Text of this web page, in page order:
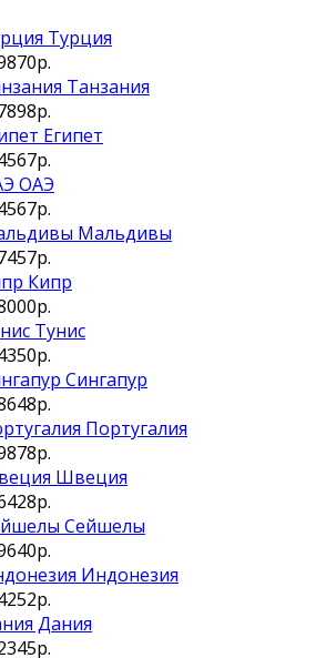
Турция
Танзания
Египет
ОАЭ
Мальдивы
Кипр
Тунис
Сингапур
Португалия
Швеция
Сейшелы
Индонезия
Дания